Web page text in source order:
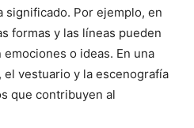
significado. Por ejemplo, en
formas y las líneas pueden
o ideas. En una
vestuario y la escenografía
que contribuyen al